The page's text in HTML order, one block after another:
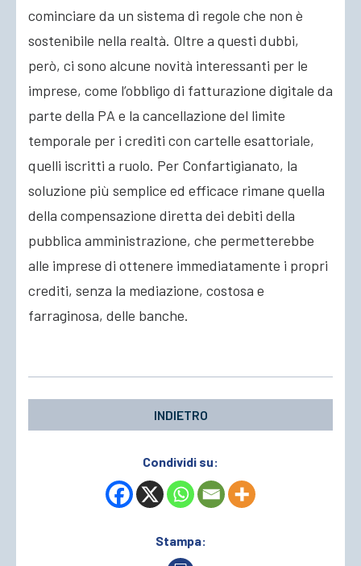
cominciare da un sistema di regole che non è
sostenibile nella realtà. Oltre a questi dubbi,
però, ci sono alcune novità interessanti per le
imprese, come l’obbligo di fatturazione digitale da
parte della PA e la cancellazione del limite
temporale per i crediti con cartelle esattoriale,
quelli iscritti a ruolo. Per Confartigianato, la
soluzione più semplice ed efficace rimane quella
della compensazione diretta dei debiti della
pubblica amministrazione, che permetterebbe
alle imprese di ottenere immediatamente i propri
crediti, senza la mediazione, costosa e
farraginosa, delle banche.
INDIETRO
Condividi su:
Stampa: